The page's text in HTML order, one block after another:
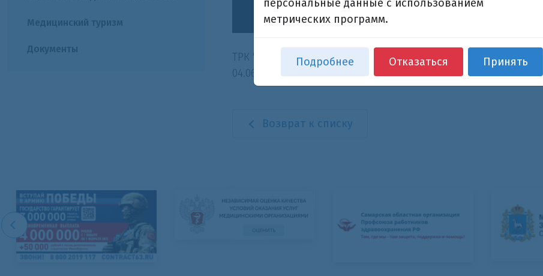
Медицинский туризм
Документы
ТРК "ТЕРРА"
04.06.2015
Возврат к списку
персональные данные с использованием
метрических программ.
Подробнее Отказаться Принять